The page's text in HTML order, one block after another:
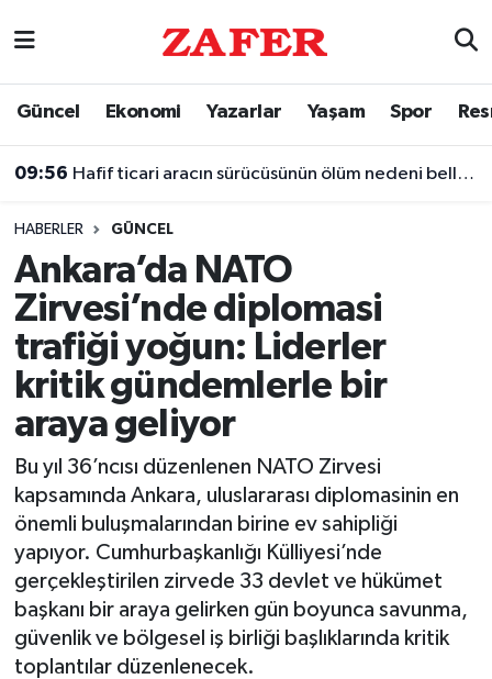
Güncel Ekonomi Yazarlar Yaşam Spor
09:56 Hafif ticari aracın sürücüsünün ölüm nedeni belli oldu
HABERLER GÜNCEL
Ankara’da NATO
Zirvesi’nde diplomasi
trafiği yoğun: Liderler
kritik gündemlerle bir
araya geliyor
Bu yıl 36’ncısı düzenlenen NATO Zirvesi
kapsamında Ankara, uluslararası diplomasinin en
önemli buluşmalarından birine ev sahipliği
yapıyor. Cumhurbaşkanlığı Külliyesi’nde
gerçekleştirilen zirvede 33 devlet ve hükümet
başkanı bir araya gelirken gün boyunca savunma,
güvenlik ve bölgesel iş birliği başlıklarında kritik
toplantılar düzenlenecek.
Nöbetçi Eczaneler
Trafik Durumu
Süper Lig Puan Durumu ve Fikstür
Tüm Manşetler
Son Dakika Haberleri
Haber Arşivi